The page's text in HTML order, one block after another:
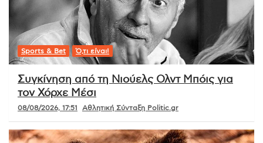
Sports & Bet Ό,τι είναι!
Συγκίνηση από τη Νιούελς Ολντ Μπόις για
τον Χόρχε Μέσι
08/08/2026, 17:51 Αθλητική Σύνταξη Politic.gr